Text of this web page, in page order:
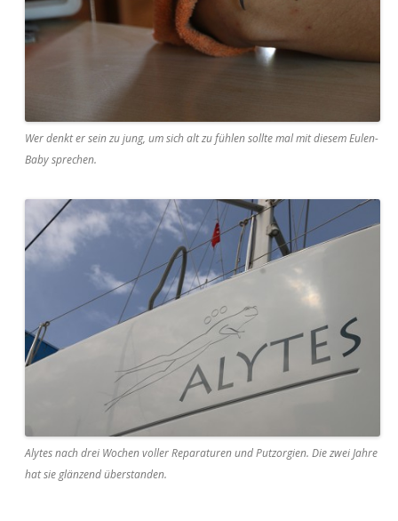
Wer denkt er sein zu jung, um sich alt zu fühlen sollte mal mit diesem Eulen-
Baby sprechen.
Alytes nach drei Wochen voller Reparaturen und Putzorgien. Die zwei Jahre
hat sie glänzend überstanden.